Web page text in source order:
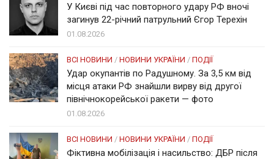
У Києві під час повторного удару РФ вночі
загинув 22-річний патрульний Єгор Терехін
01.08.2026
ВСІ НОВИНИ / НОВИНИ УКРАЇНИ / ПОДІЇ
Удар окупантів по Радушному. За 3,5 км від
місця атаки РФ знайшли вирву від другої
північнокорейської ракети — фото
01.08.2026
ВСІ НОВИНИ / НОВИНИ УКРАЇНИ / ПОДІЇ
Фіктивна мобілізація і насильство: ДБР після